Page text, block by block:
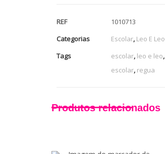
REF
1010713
Categorias
Escolar, Leo E Leo
Tags
escolar, leo e leo,
escolar, regua
Produtos relacionados